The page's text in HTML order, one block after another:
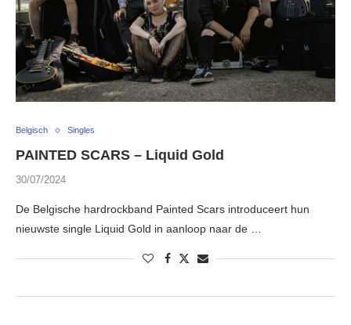
Belgisch Singles
PAINTED SCARS – Liquid Gold
30/07/2024
De Belgische hardrockband Painted Scars introduceert hun
nieuwste single Liquid Gold in aanloop naar de …